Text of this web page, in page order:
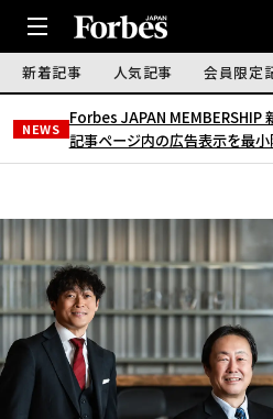
新着記事 人気記事 会員限定
NEWS
Forbes JAPAN MEMBERSHIP
記事ページ内の広告表示を最